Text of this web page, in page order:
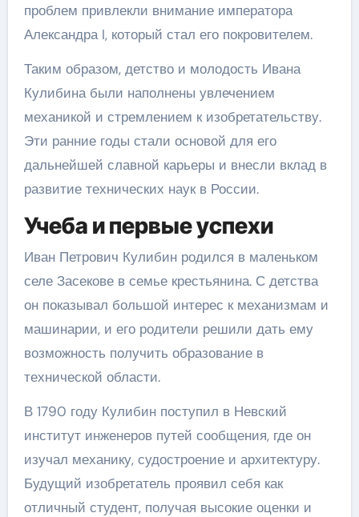
проблем привлекли внимание императора
Александра I, который стал его покровителем.
Таким образом, детство и молодость Ивана
Кулибина были наполнены увлечением
механикой и стремлением к изобретательству.
Эти ранние годы стали основой для его
дальнейшей славной карьеры и внесли вклад в
развитие технических наук в России.
Учеба и первые успехи
Иван Петрович Кулибин родился в маленьком
селе Засекове в семье крестьянина. С детства
он показывал большой интерес к механизмам и
машинарии, и его родители решили дать ему
возможность получить образование в
технической области.
В 1790 году Кулибин поступил в Невский
институт инженеров путей сообщения, где он
изучал механику, судостроение и архитектуру.
Будущий изобретатель проявил себя как
отличный студент, получая высокие оценки и